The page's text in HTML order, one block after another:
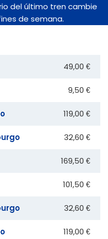
del último tren cambie
de semana.
49,00 €
9,50 €
119,00 €
32,60 €
169,50 €
101,50 €
32,60 €
119,00 €